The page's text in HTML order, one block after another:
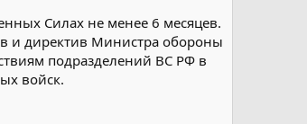
Силах не менее 6 месяцев.
и директив Министра обороны
подразделений ВС РФ в
войск.